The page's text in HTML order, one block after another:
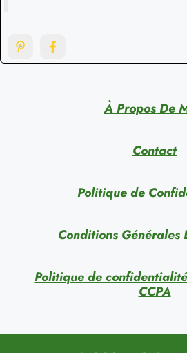
À Propos De
Contact
Politique de
Conditions Générales
Politique de
CCPA